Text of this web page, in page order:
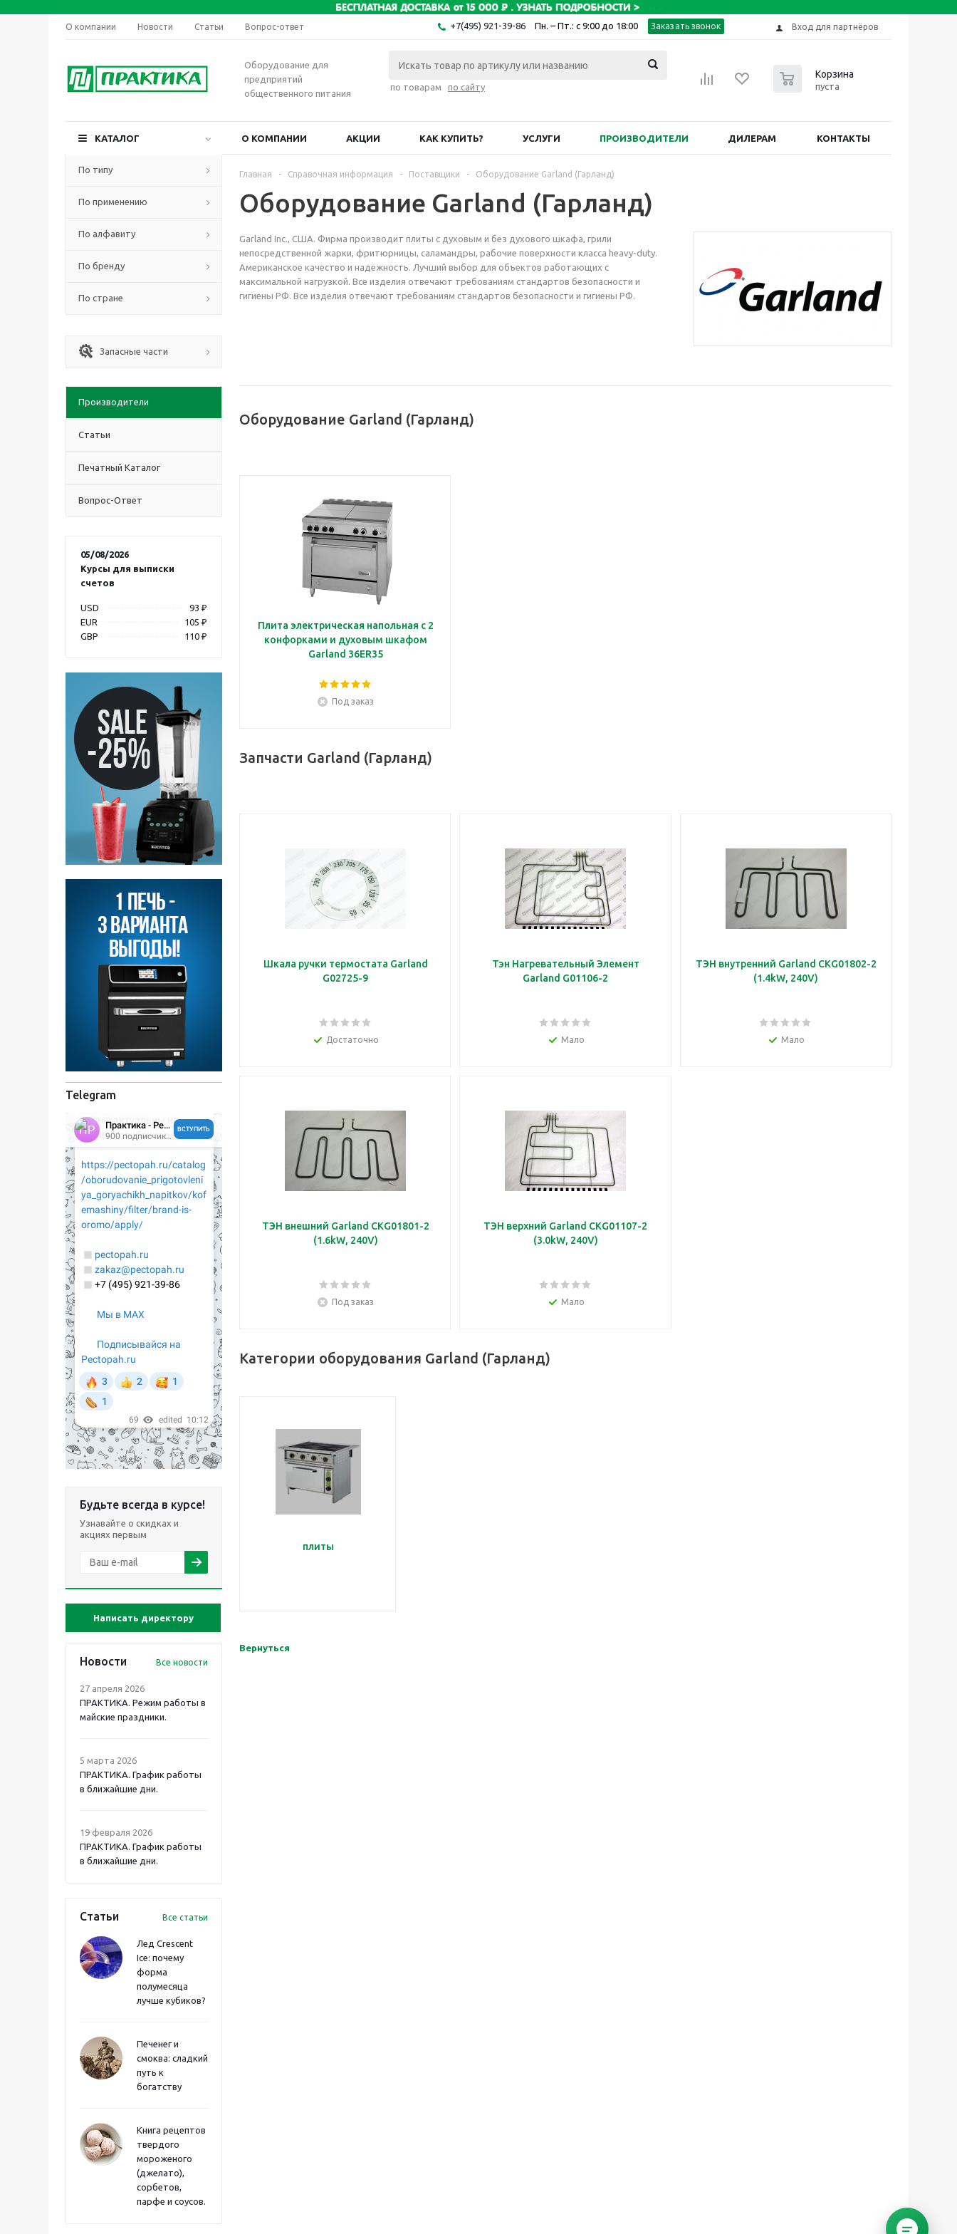
О компании Новости Статьи Вопрос-ответ +7(495) 921-39-86 Пн. – Пт.: с 9:00 до 18:00 Заказать звонок Вход для партнёров
Оборудование для
предприятий
общественного питания
по товарам по сайту
Корзина
пуста
КАТАЛОГ О КОМПАНИИ АКЦИИ КАК КУПИТЬ? УСЛУГИ ПРОИЗВОДИТЕЛИ ДИЛЕРАМ КОНТАКТЫ
По типу
По применению
По алфавиту
По бренду
По стране
Запасные части
Производители
Статьи
Печатный Каталог
Вопрос-Ответ
05/08/2026
Курсы для выписки
счетов
USD
93 ₽
EUR
105 ₽
GBP
110 ₽
Telegram
Будьте всегда в курсе!
Узнавайте о скидках и
акциях первым
Написать директору
Новости Все новости
27 апреля 2026
ПРАКТИКА. Режим работы в
майские праздники.
5 марта 2026
ПРАКТИКА. График работы
в ближайшие дни.
19 февраля 2026
ПРАКТИКА. График работы
в ближайшие дни.
Статьи Все статьи
Лед Crescent
Ice: почему
форма
полумесяца
лучше кубиков?
Печенег и
смоква: сладкий
путь к
богатству
Книга рецептов
твердого
мороженого
(джелато),
сорбетов,
парфе и соусов.
Главная - Справочная информация - Поставщики - Оборудование Garland (Гарланд)
Оборудование Garland (Гарланд)
Garland Inc., США. Фирма производит плиты с духовым и без духового шкафа, грили
непосредственной жарки, фритюрницы, саламандры, рабочие поверхности класса heavy-duty.
Американское качество и надежность. Лучший выбор для объектов работающих с
максимальной нагрузкой. Все изделия отвечают требованиям стандартов безопасности и
гигиены РФ. Все изделия отвечают требованиям стандартов безопасности и гигиены РФ.
Оборудование Garland (Гарланд)
Плита электрическая напольная c 2
конфорками и духовым шкафом
Garland 36ER35
Под заказ
Запчасти Garland (Гарланд)
Шкала ручки термостата Garland
G02725-9
Достаточно
Тэн Нагревательный Элемент
Garland G01106-2
Мало
ТЭН внутренний Garland CKG01802-2
(1.4kW, 240V)
Мало
ТЭН внешний Garland CKG01801-2
(1.6kW, 240V)
Под заказ
ТЭН верхний Garland CKG01107-2
(3.0kW, 240V)
Мало
Категории оборудования Garland (Гарланд)
плиты
Вернуться